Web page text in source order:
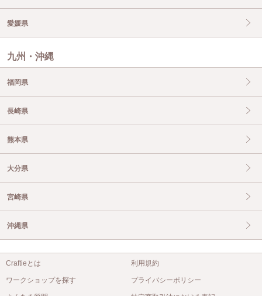
愛媛県
九州・沖縄
福岡県
長崎県
熊本県
大分県
宮崎県
沖縄県
Craftieとは
ワークショップを探す
利用規約
プライバシーポリシー